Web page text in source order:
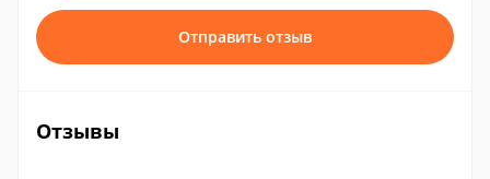
Отправить отзыв
Отзывы